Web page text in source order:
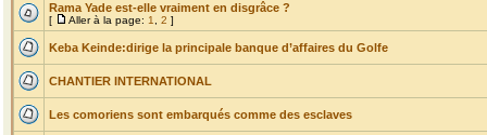
Rama Yade est-elle vraiment en disgrâce ?
[ Aller à la page: 1 2 ]
Keba Keinde:dirige la principale banque d’affaires du Golfe
CHANTIER INTERNATIONAL
Les comoriens sont embarqués comme des esclaves